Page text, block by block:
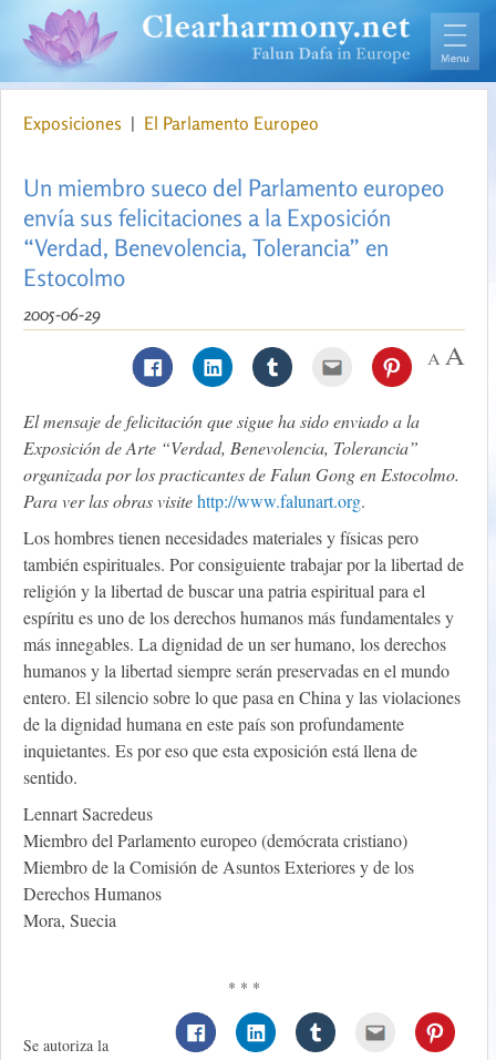
Exposiciones | El Parlamento Europeo
Un miembro sueco del Parlamento europeo
envía sus felicitaciones a la Exposición
“Verdad, Benevolencia, Tolerancia” en
Estocolmo
2005-06-29
El mensaje de felicitación que sigue ha sido enviado a la
Exposición de Arte “Verdad, Benevolencia, Tolerancia”
organizada por los practicantes de Falun Gong en Estocolmo.
Para ver las obras visitehttp://www.falunart.org.
Los hombres tienen necesidades materiales y físicas pero
también espirituales. Por consiguiente trabajar por la libertad de
religión y la libertad de buscar una patria espiritual para el
espíritu es uno de los derechos humanos más fundamentales y
más innegables. La dignidad de un ser humano, los derechos
humanos y la libertad siempre serán preservadas en el mundo
entero. El silencio sobre lo que pasa en China y las violaciones
de la dignidad humana en este país son profundamente
inquietantes. Es por eso que esta exposición está llena de
sentido.
Lennart Sacredeus
Miembro del Parlamento europeo (demócrata cristiano)
Miembro de la Comisión de Asuntos Exteriores y de los
Derechos Humanos
Mora, Suecia
* * *
Se autoriza la